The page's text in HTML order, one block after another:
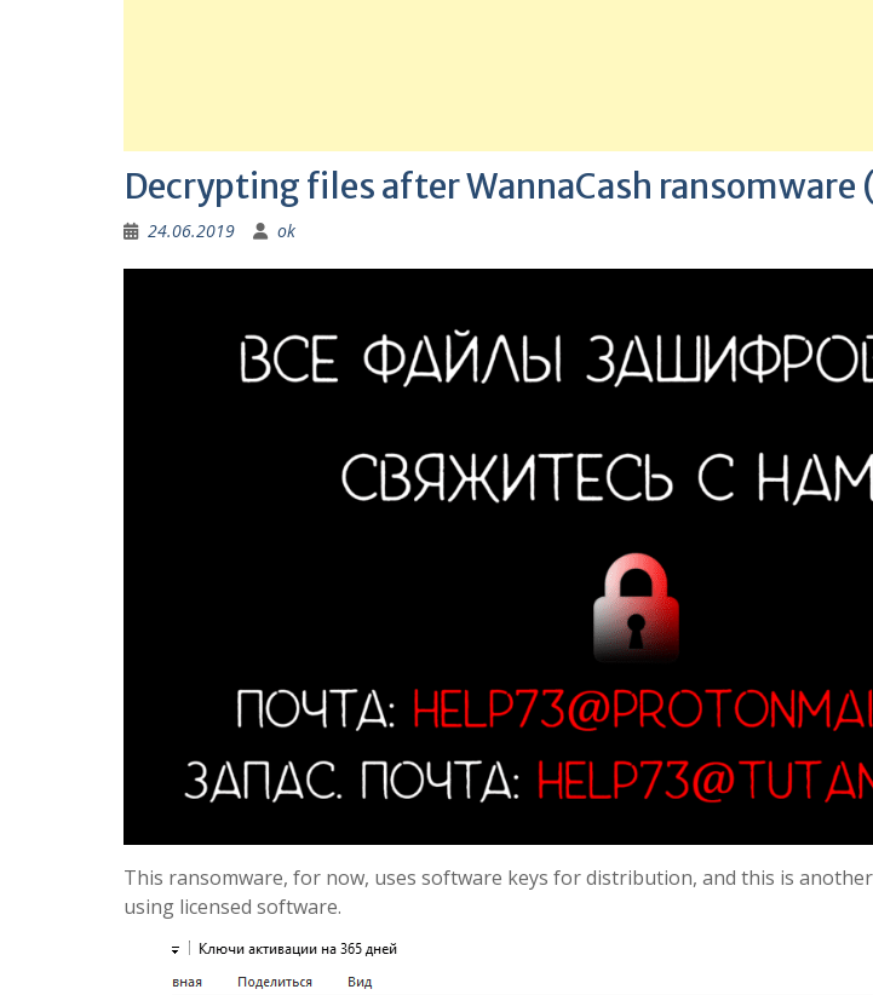
Decrypting files after WannaCash ransomware
24.06.2019 ok
This ransomware, for now, uses software keys for distribution, and this is
using licensed software.